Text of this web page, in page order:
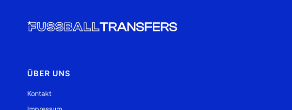
ÜBER UNS
Kontakt